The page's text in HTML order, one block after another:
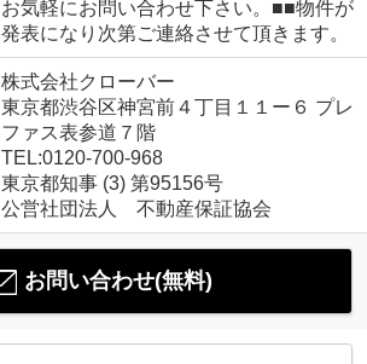
お気軽にお問い合わせ下さい。■■物件が
発表になり次第ご連絡させて頂きます。
株式会社クローバー
東京都渋谷区神宮前４丁目１１ー６ プレ
ファス表参道７階
TEL:0120-700-968
東京都知事 (3) 第95156号
公営社団法人 不動産保証協会
お問い合わせ(無料)